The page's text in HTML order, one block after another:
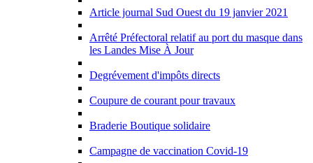
Article journal Sud Ouest du 19 janvier 2021
Arrêté Préfectoral relatif au port du masque dans
les Landes Mise À Jour
Degrévement d'impôts directs
Coupure de courant pour travaux
Braderie Boutique solidaire
Campagne de vaccination Covid-19